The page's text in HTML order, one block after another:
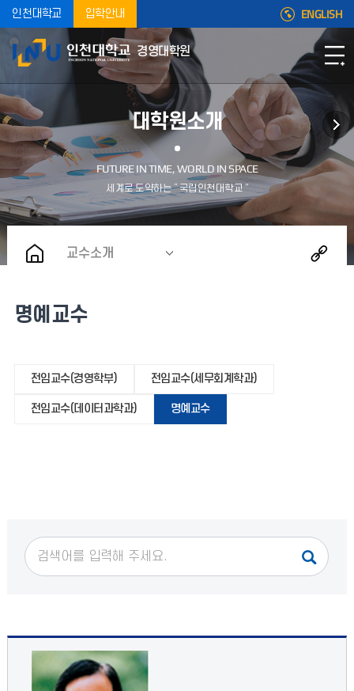
인천대학교 입학안내 ENGLISH
경영대학원
대학원소개
교수소개
명예교수
전임교수(경영학부) 전임교수(세무회계학과)
전임교수(데이터과학과) 명예교수